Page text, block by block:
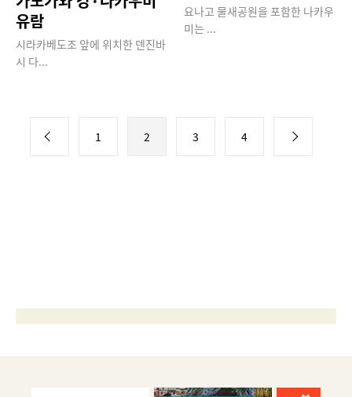
유람
시라카베도조 앞에 위치한 덴진바
시 다...
요나고 물새공원을 포함한 나카우
미는 ...
1 2 3 4